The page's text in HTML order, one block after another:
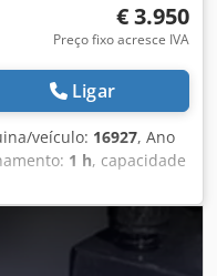
€ 3.950
Preço fixo acresce IVA
Ligar
veículo: 16927, Ano
1 h, capacidade
elétrico, tipo de
2.280 mm
, tensão
1.150 mm
, peso